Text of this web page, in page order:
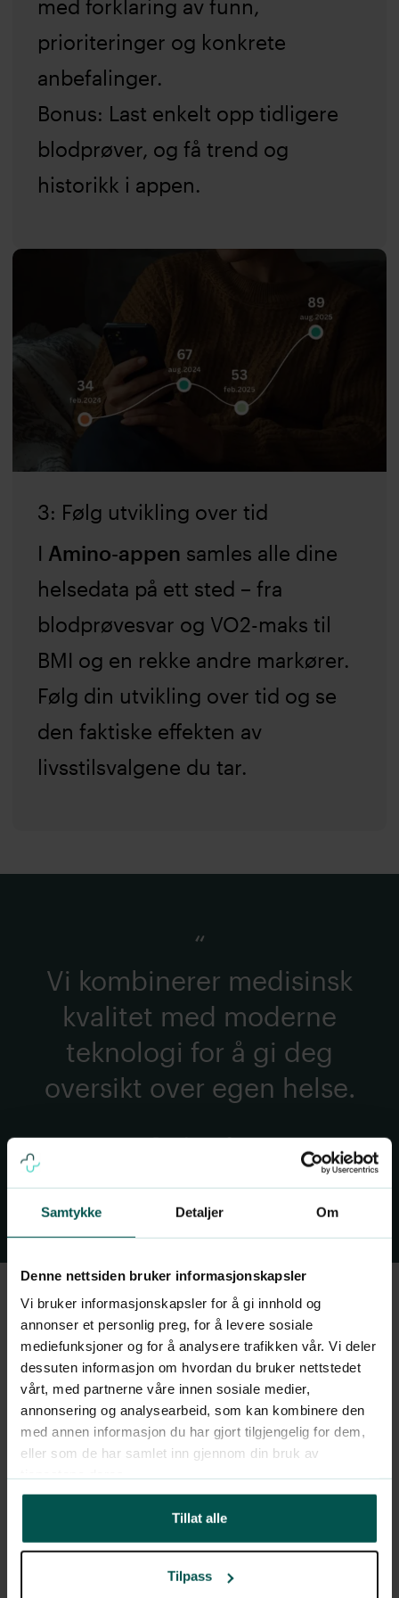
Samtykke Detaljer Om
Denne nettsiden bruker informasjonskapsler
Vi bruker informasjonskapsler for å gi innhold og
annonser et personlig preg, for å levere sosiale
mediefunksjoner og for å analysere trafikken vår. Vi deler
dessuten informasjon om hvordan du bruker nettstedet
vårt, med partnerne våre innen sosiale medier,
annonsering og analysearbeid, som kan kombinere den
med annen informasjon du har gjort tilgjengelig for dem,
eller som de har samlet inn gjennom din bruk av
Tillat alle
Tilpass
med forklaring av funn,
prioriteringer og konkrete
anbefalinger.
Bonus: Last enkelt opp tidligere
blodprøver, og få trend og
historikk i appen.
3: Følg utvikling over tid
I Amino-appen samles alle dine
helsedata på ett sted – fra
blodprøvesvar og VO2-maks til
BMI og en rekke andre markører.
Følg din utvikling over tid og se
den faktiske effekten av
livsstilsvalgene du tar.
Vi kombinerer medisinsk
kvalitet med moderne
teknologi for å gi deg
oversikt over egen helse.
—Dr. Arne Sæter
Individuell
blodprøvesammensetning -
basert på dine behov
Før oppstart fyller du ut en helseprofil.
Den gir legen grunnlag for å sette opp en
blodprøve som er relevant for deg –
enten du har spesifikke plager, arvelig